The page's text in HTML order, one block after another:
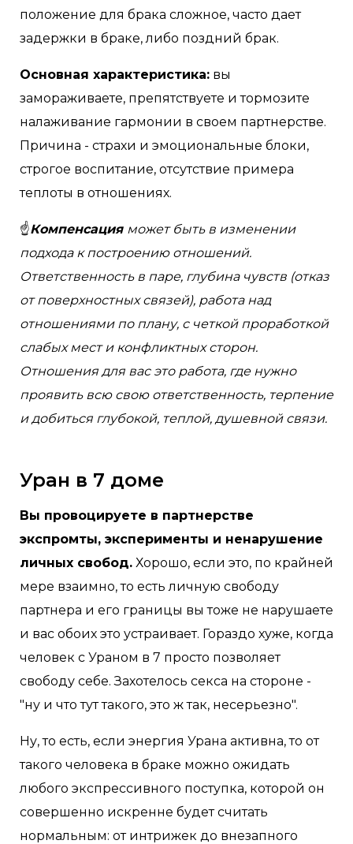
положение для брака сложное, часто дает
задержки в браке, либо поздний брак.
Основная характеристика: вы
замораживаете, препятствуете и тормозите
налаживание гармонии в своем партнерстве.
Причина - страхи и эмоциональные блоки,
строгое воспитание, отсутствие примера
теплоты в отношениях.
☝Компенсация может быть в изменении
подхода к построению отношений.
Ответственность в паре, глубина чувств (отказ
от поверхностных связей), работа над
отношениями по плану, с четкой проработкой
слабых мест и конфликтных сторон.
Отношения для вас это работа, где нужно
проявить всю свою ответственность, терпение
и добиться глубокой, теплой, душевной связи.
Уран в 7 доме
Вы провоцируете в партнерстве
экспромты, эксперименты и ненарушение
личных свобод. Хорошо, если это, по крайней
мере взаимно, то есть личную свободу
партнера и его границы вы тоже не нарушаете
и вас обоих это устраивает. Гораздо хуже, когда
человек с Ураном в 7 просто позволяет
свободу себе. Захотелось секса на стороне -
"ну и что тут такого, это ж так, несерьезно".
Ну, то есть, если энергия Урана активна, то от
такого человека в браке можно ожидать
любого экспрессивного поступка, которой он
совершенно искренне будет считать
нормальным: от интрижек до внезапного